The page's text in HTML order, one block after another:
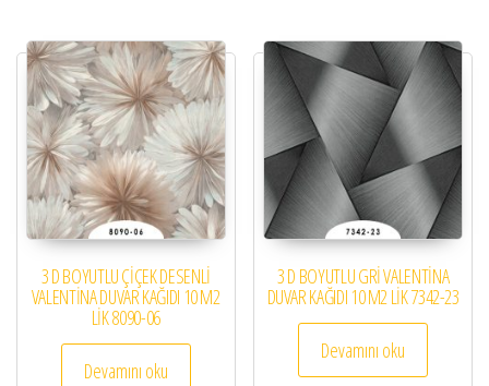
3 D BOYUTLU ÇİÇEK DESENLİ
VALENTİNA DUVAR KAĞIDI 10 M2
LİK 8090-06
Devamını oku
3 D BOYUTLU GRİ VALENTİNA
DUVAR KAĞIDI 10 M2 LİK 7342-23
Devamını oku